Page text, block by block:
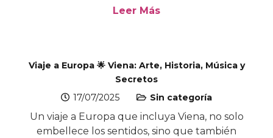
Leer Más
Viaje a Europa 🌟 Viena: Arte, Historia, Música y
Secretos
17/07/2025
Sin categoría
Un viaje a Europa que incluya Viena, no solo
embellece los sentidos, sino que también